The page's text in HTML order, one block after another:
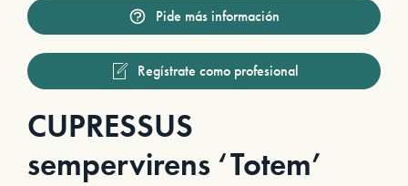
Pide más información
Regístrate como profesional
CUPRESSUS
sempervirens ‘Totem’